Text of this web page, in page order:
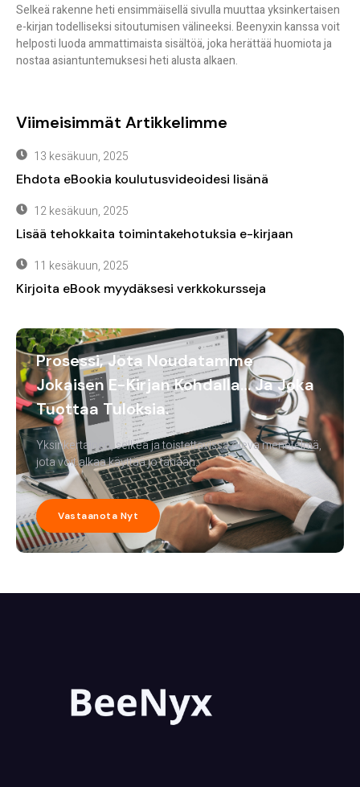
Selkeä rakenne heti ensimmäisellä sivulla muuttaa yksinkertaisen
e-kirjan todelliseksi sitoutumisen välineeksi. Beenyxin kanssa voit
helposti luoda ammattimaista sisältöä, joka herättää huomiota ja
nostaa asiantuntemuksesi heti alusta alkaen.
Viimeisimmät Artikkelimme
13 kesäkuun, 2025
Ehdota eBookia koulutusvideoidesi lisänä
12 kesäkuun, 2025
Lisää tehokkaita toimintakehotuksia e-kirjaan
11 kesäkuun, 2025
Kirjoita eBook myydäksesi verkkokursseja
Prosessi, Jota Noudatamme
Jokaisen E-Kirjan Kohdalla… Ja Joka
Tuottaa Tuloksia.
Yksinkertainen, selkeä ja toistettavissa oleva menetelmä,
jota voit alkaa käyttää jo tänään.
Vastaanota Nyt